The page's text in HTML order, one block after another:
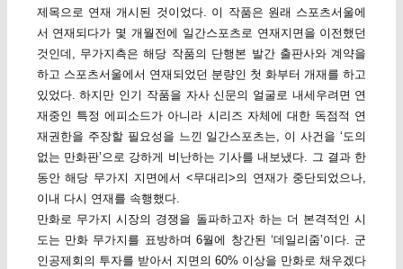
제목으로 연재 개시된 것이었다. 이 작품은 원래 스포츠서울에
서 연재되다가 몇 개월전에 일간스포츠로 연재지면을 이전했던
것인데, 무가지측은 해당 작품의 단행본 발간 출판사와 계약을
하고 스포츠서울에서 연재되었던 분량인 첫 화부터 개재를 하고
있었다. 하지만 인기 작품을 자사 신문의 얼굴로 내세우려면 연
재중인 특정 에피소드가 아니라 시리즈 자체에 대한 독점적 연
재권한을 주장할 필요성을 느낀 일간스포츠는, 이 사건을 ‘도의
없는 만화판’으로 강하게 비난하는 기사를 내보냈다. 그 결과 한
동안 해당 무가지 지면에서 <무대리>의 연재가 중단되었으나,
이내 다시 연재를 속행했다.
만화로 무가지 시장의 경쟁을 돌파하고자 하는 더 본격적인 시
도는 만화 무가지를 표방하며 6월에 창간된 ‘데일리줌’이다. 군
인공제회의 투자를 받아서 지면의 60% 이상을 만화로 채우겠다